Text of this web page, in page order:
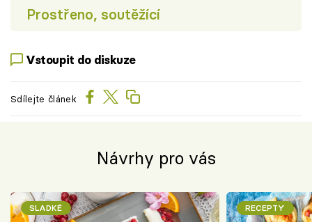
Prostřeno, soutěžící
Vstoupit do diskuze
Sdílejte článek
Návrhy pro vás
SLADKÉ RECEPTY